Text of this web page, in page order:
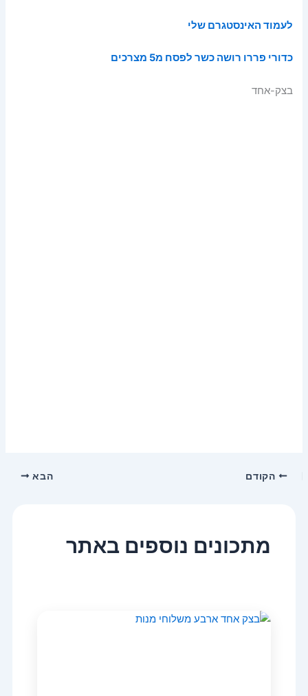
לעמוד האינסטגרם שלי
כדורי פררו רושה כשר לפסח מ5 מצרכים
בצק-אחד
הקודם הבא
מתכונים נוספים באתר